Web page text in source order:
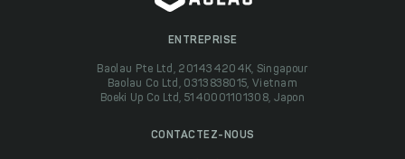
ENTREPRISE
Baolau Pte Ltd, 201434204K, Singapour
Baolau Co Ltd, 0313838015, Vietnam
Boeki Up Co Ltd, 5140001101308, Japon
CONTACTEZ-NOUS